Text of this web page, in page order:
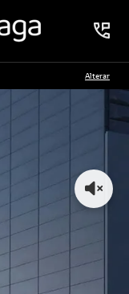
Alterar